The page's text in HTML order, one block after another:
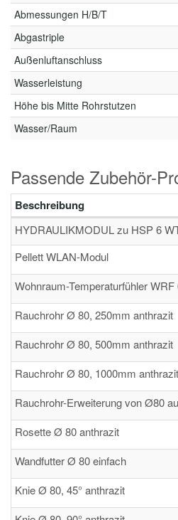
Abmessungen H/B/T
Abgastriple
Außenluftanschluss
Wasserleistung
Höhe bis Mitte Rohrstutzen
Wasser/Raum
Passende Zubehör-
Beschreibung
HYDRAULIKMODUL zu HSP 6
Pellett WLAN-Modul
Wohnraum-Temperaturfühler
Rauchrohr Ø 80, 250mm anthrazit
Rauchrohr Ø 80, 500mm anthrazit
Rauchrohr Ø 80, 1000mm anthrazit
Rauchrohr-Erweiterung von Ø80
Rosette Ø 80 anthrazit
Wandfutter Ø 80 einfach
Knie Ø 80, 45° anthrazit